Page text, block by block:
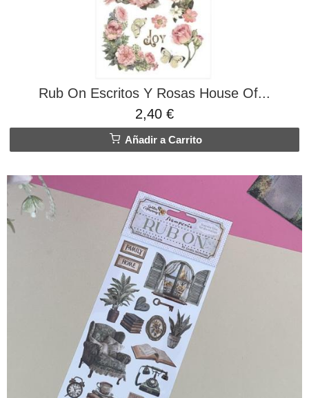
Rub On Escritos Y Rosas House Of...
2,40 €
Añadir a Carrito